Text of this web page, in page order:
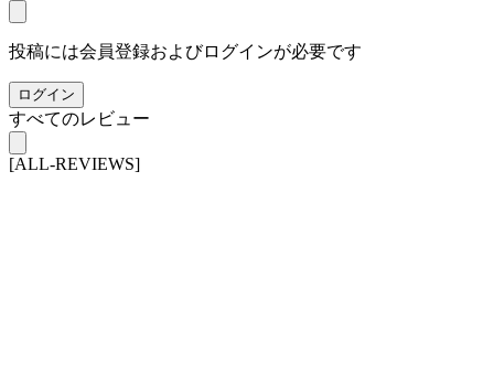
投稿には会員登録およびログインが必要です
ログイン
すべてのレビュー
[ALL-REVIEWS]